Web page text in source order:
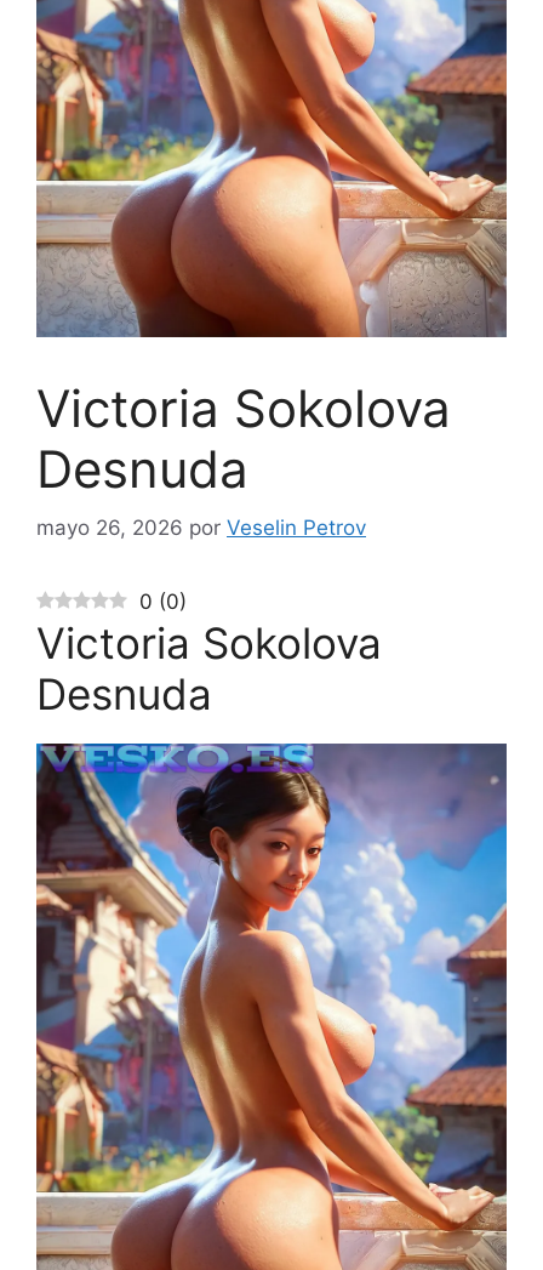
Victoria Sokolova
Desnuda
mayo 26, 2026 por Veselin Petrov
0 (0)
Victoria Sokolova
Desnuda